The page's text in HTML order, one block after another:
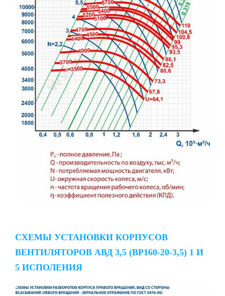
СХЕМЫ УСТАНОВКИ КОРПУСОВ
ВЕНТИЛЯТОРОВ АВД 3,5 (ВР160-20-3,5) 1 И
5 ИСПОЛЕНИЯ